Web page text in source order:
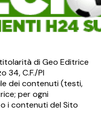
di Geo Editrice
34, C.F./PI
dei contenuti (testi,
per ogni
i contenuti del Sito